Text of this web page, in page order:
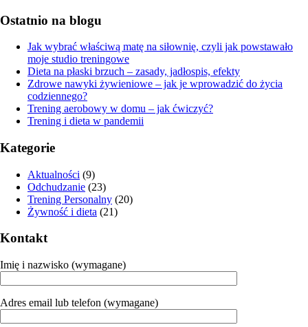
Ostatnio na blogu
Jak wybrać właściwą matę na siłownię, czyli jak powstawało
moje studio treningowe
Dieta na płaski brzuch – zasady, jadłospis, efekty
Zdrowe nawyki żywieniowe – jak je wprowadzić do życia
codziennego?
Trening aerobowy w domu – jak ćwiczyć?
Trening i dieta w pandemii
Kategorie
Aktualności (9)
Odchudzanie (23)
Trening Personalny (20)
Żywność i dieta (21)
Kontakt
Imię i nazwisko (wymagane)
Adres email lub telefon (wymagane)